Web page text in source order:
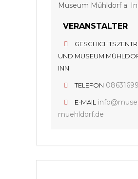
VERANSTALTER
UND MUSEUM
INN
TELEFON
E-MAIL
muehldorf.de